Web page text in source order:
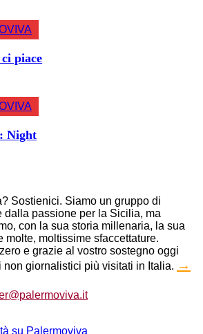
piace
Night
Sostienici. Siamo un gruppo di
dalla passione per la Sicilia, ma
con la sua storia millenaria, la sua
molte, moltissime sfaccettature.
e grazie al vostro sostegno oggi
non giornalistici più visitati in Italia. →
su Palermoviva